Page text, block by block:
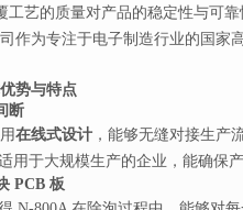
工艺的质量对产品的稳定性与可
作为专注于电子制造行业的国家
势与特点
断
在线式设计 ，能够无缝对接生产
用于大规模生产的企业，能确保
PCB 板